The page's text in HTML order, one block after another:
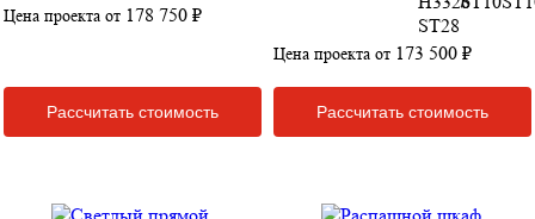
Цена проекта от 178 750 ₽
Рассчитать стоимость
Цена проекта от 173 500 ₽
Рассчитать стоимость